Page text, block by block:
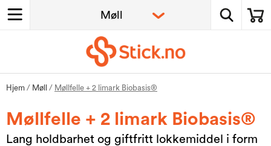
Hjem / Møll / Møllfelle + 2 limark Biobasis®
Møllfelle + 2 limark Biobasis®
Lang holdbarhet og giftfritt lokkemiddel i form